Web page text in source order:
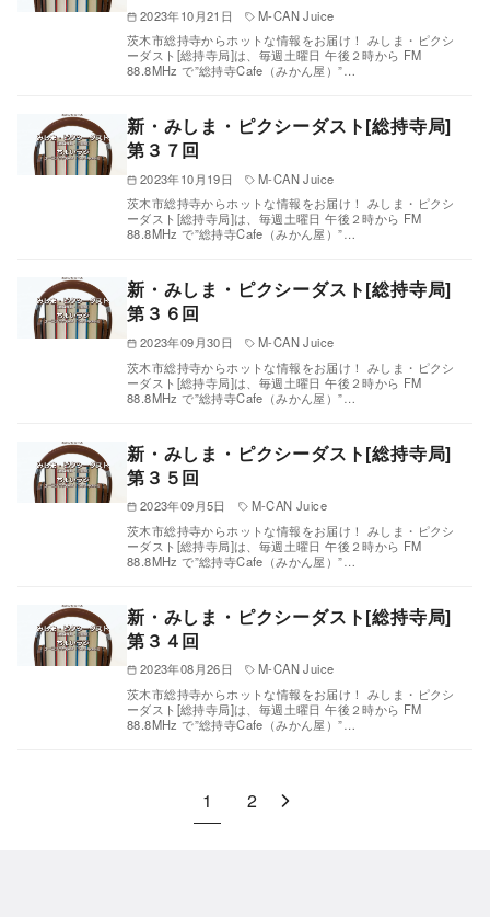
2023年10月21日
M-CAN Juice
茨木市総持寺からホットな情報をお届け！ みしま・ピクシ
ーダスト[総持寺局]は、毎週土曜日 午後２時から FM
88.8MHz で”総持寺Cafe（みかん屋）”…
新・みしま・ピクシーダスト[総持寺局]
第３７回
2023年10月19日
M-CAN Juice
茨木市総持寺からホットな情報をお届け！ みしま・ピクシ
ーダスト[総持寺局]は、毎週土曜日 午後２時から FM
88.8MHz で”総持寺Cafe（みかん屋）”…
新・みしま・ピクシーダスト[総持寺局]
第３６回
2023年09月30日
M-CAN Juice
茨木市総持寺からホットな情報をお届け！ みしま・ピクシ
ーダスト[総持寺局]は、毎週土曜日 午後２時から FM
88.8MHz で”総持寺Cafe（みかん屋）”…
新・みしま・ピクシーダスト[総持寺局]
第３５回
2023年09月5日
M-CAN Juice
茨木市総持寺からホットな情報をお届け！ みしま・ピクシ
ーダスト[総持寺局]は、毎週土曜日 午後２時から FM
88.8MHz で”総持寺Cafe（みかん屋）”…
新・みしま・ピクシーダスト[総持寺局]
第３４回
2023年08月26日
M-CAN Juice
茨木市総持寺からホットな情報をお届け！ みしま・ピクシ
ーダスト[総持寺局]は、毎週土曜日 午後２時から FM
88.8MHz で”総持寺Cafe（みかん屋）”…
1 2